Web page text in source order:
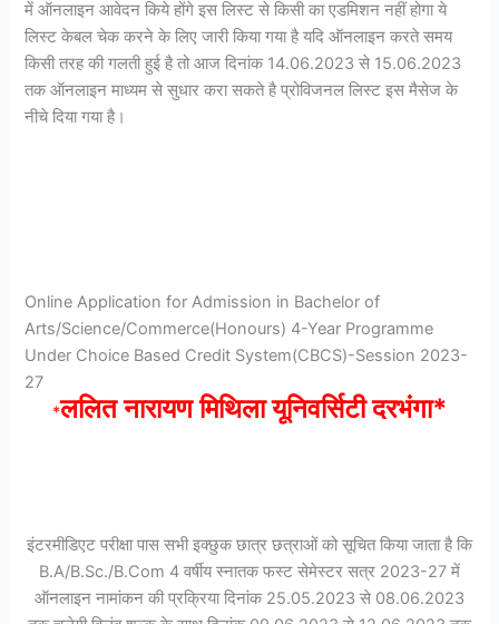
में ऑनलाइन आवेदन किये होंगे इस लिस्ट से किसी का एडमिशन नहीं होगा ये
लिस्ट केबल चेक करने के लिए जारी किया गया है यदि ऑनलाइन करते समय
किसी तरह की गलती हुई है तो आज दिनांक 14.06.2023 से 15.06.2023
तक ऑनलाइन माध्यम से सुधार करा सकते है प्रोविजनल लिस्ट इस मैसेज के
नीचे दिया गया है।
Online Application for Admission in Bachelor of
Arts/Science/Commerce(Honours) 4-Year Programme
Under Choice Based Credit System(CBCS)-Session 2023-
27
*ललित नारायण मिथिला यूनिवर्सिटी दरभंगा*
इंटरमीडिएट परीक्षा पास सभी इक्छुक छात्र छत्राओं को सूचित किया जाता है कि
B.A/B.Sc./B.Com 4 वर्षीय स्नातक फस्ट सेमेस्टर सत्र 2023-27 में
ऑनलाइन नामांकन की प्रक्रिया दिनांक 25.05.2023 से 08.06.2023